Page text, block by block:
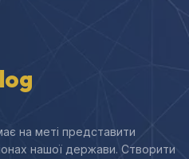
на меті представити
нашої держави. Створити